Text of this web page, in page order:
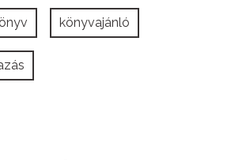
könyvajánló